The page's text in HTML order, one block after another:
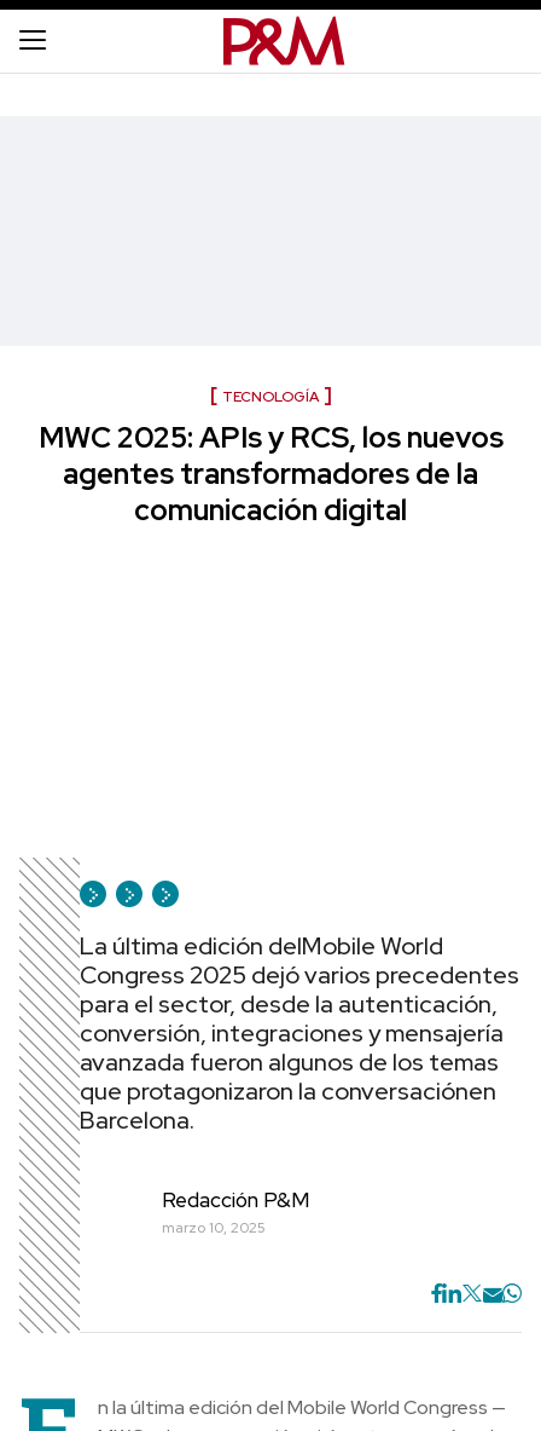
TECNOLOGÍA
MWC 2025: APIs y RCS, los nuevos
agentes transformadores de la
comunicación digital
La última edición delMobile World
Congress 2025 dejó varios precedentes
para el sector, desde la autenticación,
conversión, integraciones y mensajería
avanzada fueron algunos de los temas
que protagonizaron la conversaciónen
Barcelona.
Redacción P&M
marzo 10, 2025
n la última edición del Mobile World Congress —